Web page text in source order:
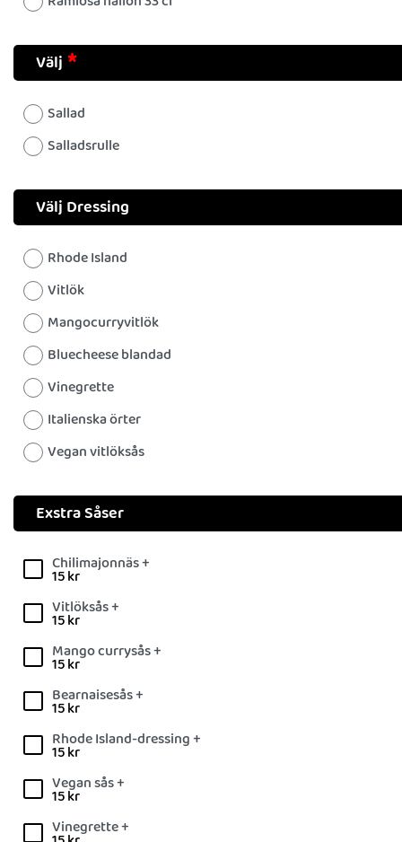
Välj
Sallad
Salladsrulle
Välj Dressing
Rhode Island
Vitlök
Mangocurryvitlök
Bluecheese blandad
Vinegrette
Italienska örter
Vegan vitlöksås
Exstra Såser
Chilimajonnäs +
15kr
Vitlöksås +
15kr
Mango currysås +
15kr
Bearnaisesås +
15kr
Rhode Island-dressing +
15kr
Vegan sås +
15kr
Vinegrette +